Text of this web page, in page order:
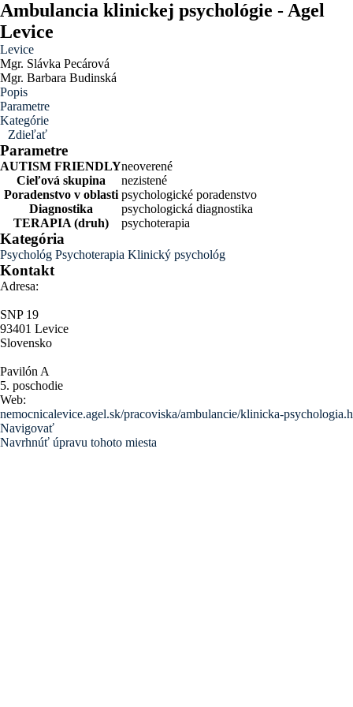
Ambulancia klinickej psychológie - Agel
Levice
Levice
Mgr. Slávka Pecárová
Mgr. Barbara Budinská
Popis
Parametre
Kategórie
Zdieľať
Parametre
AUTISM FRIENDLYneoverené
Cieľová skupina
nezistené
Poradenstvo v oblasti psychologické poradenstvo
Diagnostika
psychologická diagnostika
TERAPIA (druh)
psychoterapia
Kategória
Psychológ Psychoterapia Klinický psychológ
Kontakt
Adresa:
SNP 19
93401 Levice
Slovensko
Pavilón A
5. poschodie
Web:
nemocnicalevice.agel.sk/pracoviska/ambulancie/klinicka-
Navigovať
Navrhnúť úpravu tohoto miesta